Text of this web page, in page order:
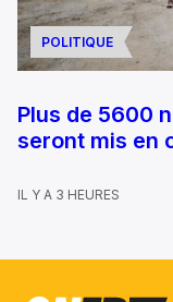
POLITIQUE
Plus de 5600
seront mis en
IL Y A 3 HEURES